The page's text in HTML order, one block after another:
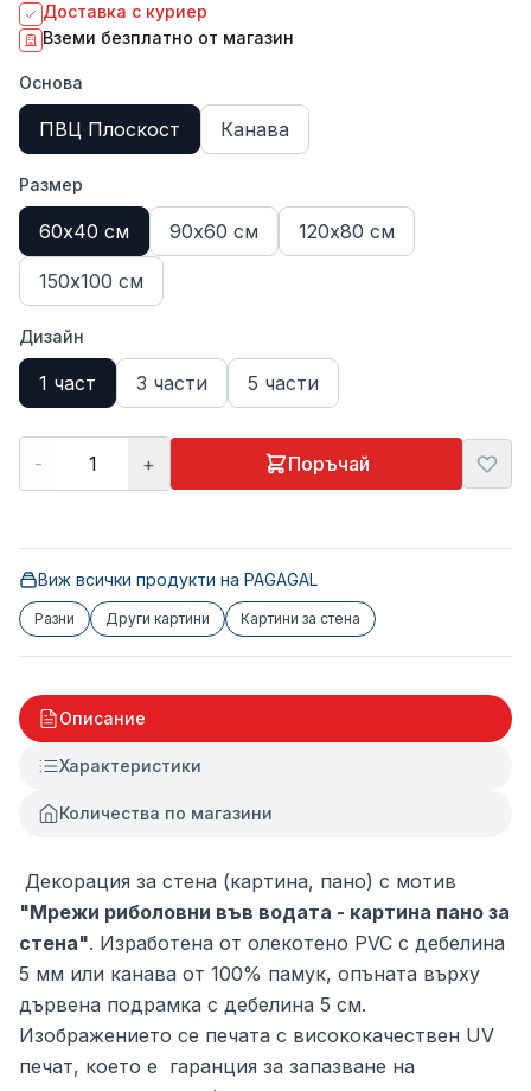
Доставка с куриер
Вземи безплатно от магазин
Основа
ПВЦ Плоскост Канава
Размер
60х40 см 90х60 см 120х80 см
150х100 см
Дизайн
1 част 3 части 5 части
- + Поръчай
Виж всички продукти на PAGAGAL
Разни Други картини Картини за стена
Описание
Характеристики
Количества по магазини
Декорация за стена (картина, пано) с мотив
"Мрежи риболовни във водата - картина пано за
стена". Изработена от олекотено PVC с дебелина
5 мм или канава от 100% памук, опъната върху
дървена подрамка с дебелина 5 см.
Изображението се печата с висококачествен UV
печат, което е гаранция за запазване на